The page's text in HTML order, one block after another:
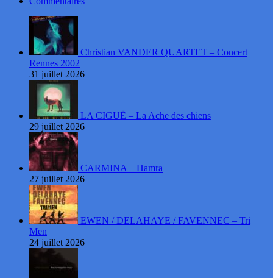
Christian VANDER QUARTET – Concert
Rennes 2002
31 juillet 2026
LA CIGUË – La Ache des chiens
29 juillet 2026
CARMINA – Hamra
27 juillet 2026
EWEN / DELAHAYE / FAVENNEC – Tri
Men
24 juillet 2026